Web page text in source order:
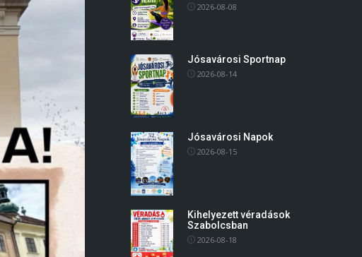
2026-08-08
Jósavárosi Sportnap
2026-08-14
Jósavárosi Napok
2026-08-15
Kihelyezett véradások
Szabolcsban
2026-08-18